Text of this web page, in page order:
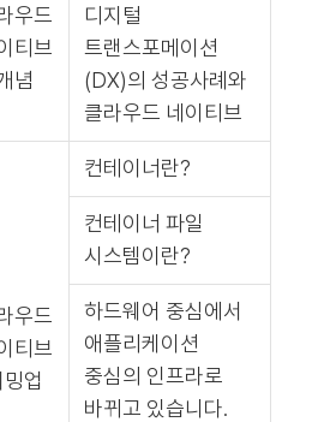
우드
티브
념
디지털
트랜스포메이션
(DX)의 성공사례와
클라우드 네이티브
우드
티브
업
컨테이너란?
컨테이너 파일
시스템이란?
하드웨어 중심에서
애플리케이션
중심의 인프라로
바뀌고 있습니다.